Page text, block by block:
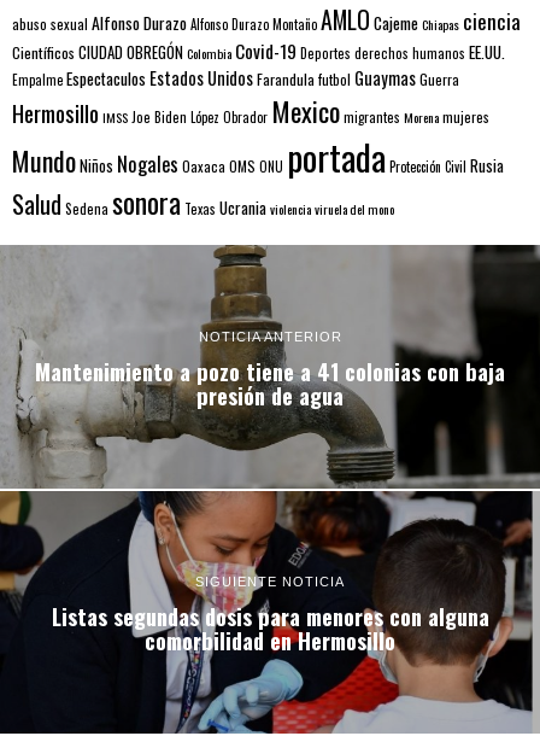
abuso sexual Alfonso DurazoAlfonso Durazo MontañoAMLO CajemeChiapas ciencia
Científicos CIUDAD OBREGÓNColombia Covid-19 Deportes derechos humanos EE.UU.
EmpalmeEspectaculos Estados UnidosFarandulafutbol GuaymasGuerra
Hermosillo IMSSJoe Biden López Obrador Mexicomigrantes Morenamujeres
MundoNiños Nogales Oaxaca OMS ONU portada Protección Civil Rusia
Salud Sedena sonora Texas Ucraniaviolenciaviruela del mono
NOTICIA ANTERIOR
Mantenimiento a pozo tiene a 41 colonias con baja
presión de agua
SIGUIENTE NOTICIA
Listas segundas dosis para menores con alguna
comorbilidad en Hermosillo